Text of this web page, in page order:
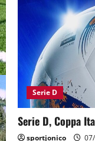
Serie D
Serie D, Coppa
sportjonico